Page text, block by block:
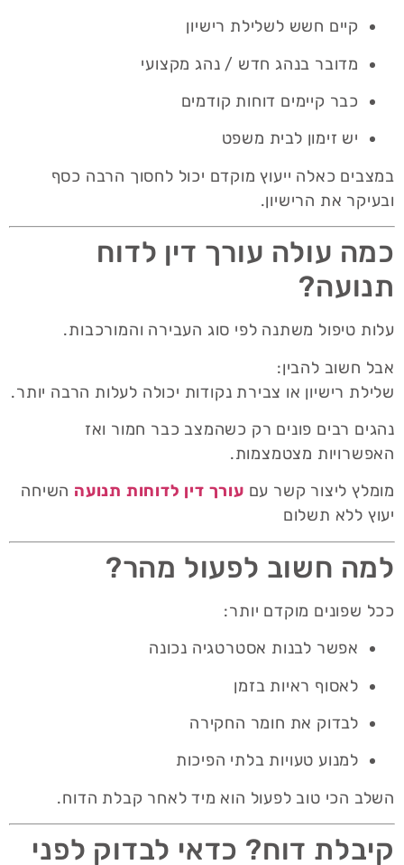
קיים חשש לשלילת רישיון
מדובר בנהג חדש / נהג מקצועי
כבר קיימים דוחות קודמים
יש זימון לבית משפט
במצבים כאלה ייעוץ מוקדם יכול לחסוך הרבה כסף
ובעיקר את הרישיון.
כמה עולה עורך דין לדוח
תנועה?
עלות טיפול משתנה לפי סוג העבירה והמורכבות.
אבל חשוב להבין:
שלילת רישיון או צבירת נקודות יכולה לעלות הרבה יותר.
נהגים רבים פונים רק כשהמצב כבר חמור ואז
האפשרויות מצטמצמות.
מומלץ ליצור קשר עם עורך דין לדוחות תנועה השיחה
יעוץ ללא תשלום
למה חשוב לפעול מהר?
ככל שפונים מוקדם יותר:
אפשר לבנות אסטרטגיה נכונה
לאסוף ראיות בזמן
לבדוק את חומר החקירה
למנוע טעויות בלתי הפיכות
השלב הכי טוב לפעול הוא מיד לאחר קבלת הדוח.
קיבלת דוח? כדאי לבדוק לפני